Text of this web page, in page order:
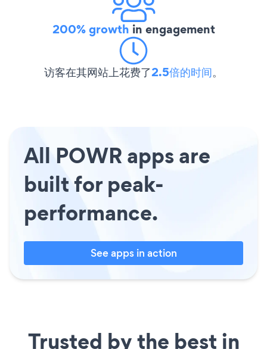
200% growth in engagement
访客在其网站上花费了2.5倍的时间。
All POWR apps are
built for peak-
performance.
See apps in action
Trusted by the best in